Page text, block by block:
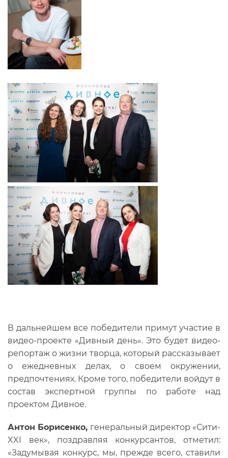
В дальнейшем все победители примут участие в
видео-проекте «Дивный день». Это будет видео-
репортаж о жизни творца, который рассказывает
о ежедневных делах, о своем окружении,
предпочтениях. Кроме того, победители войдут в
состав экспертной группы по работе над
проектом Дивное.
Антон Борисенко, генеральный директор «Сити-
XXI век», поздравляя конкурсантов, отметил:
«Задумывая конкурс, мы, прежде всего, ставили